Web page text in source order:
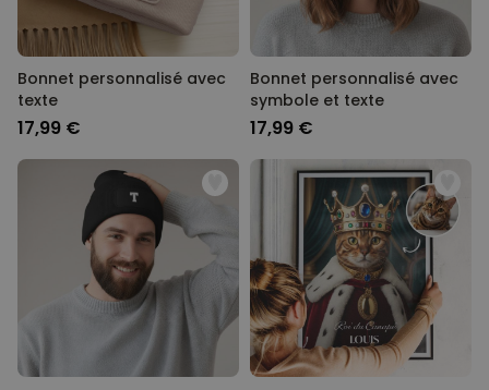
Bonnet personnalisé avec
texte
17,99 €
Bonnet personnalisé avec
symbole et texte
17,99 €